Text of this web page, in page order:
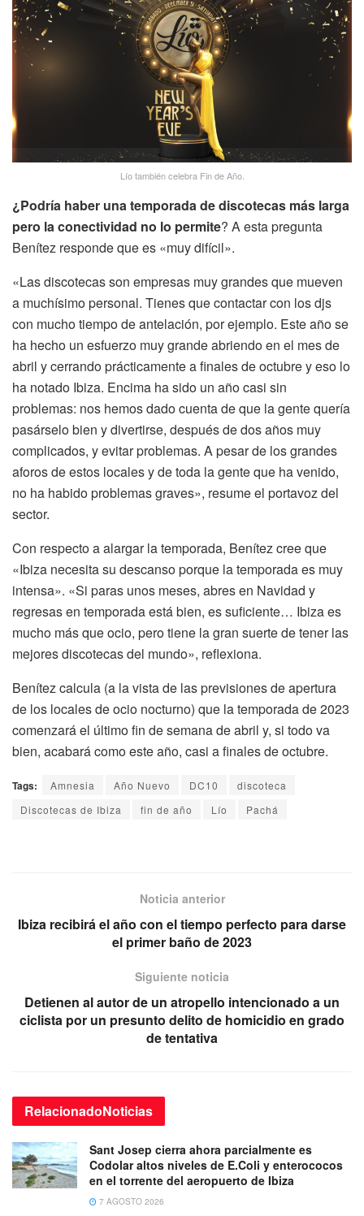
Lío también celebra Fin de Año.
¿Podría haber una temporada de discotecas más larga
pero la conectividad no lo permite? A esta pregunta
Benítez responde que es «muy difícil».
«Las discotecas son empresas muy grandes que mueven
a muchísimo personal. Tienes que contactar con los djs
con mucho tiempo de antelación, por ejemplo. Este año se
ha hecho un esfuerzo muy grande abriendo en el mes de
abril y cerrando prácticamente a finales de octubre y eso lo
ha notado Ibiza. Encima ha sido un año casi sin
problemas: nos hemos dado cuenta de que la gente quería
pasárselo bien y divertirse, después de dos años muy
complicados, y evitar problemas. A pesar de los grandes
aforos de estos locales y de toda la gente que ha venido,
no ha habido problemas graves», resume el portavoz del
sector.
Con respecto a alargar la temporada, Benítez cree que
«Ibiza necesita su descanso porque la temporada es muy
intensa». «Si paras unos meses, abres en Navidad y
regresas en temporada está bien, es suficiente… Ibiza es
mucho más que ocio, pero tiene la gran suerte de tener las
mejores discotecas del mundo», reflexiona.
Benítez calcula (a la vista de las previsiones de apertura
de los locales de ocio nocturno) que la temporada de 2023
comenzará el último fin de semana de abril y, si todo va
bien, acabará como este año, casi a finales de octubre.
Tags: Amnesia Año Nuevo DC10
discoteca
Discotecas de Ibiza
fin de año Lío Pachá
Noticia anterior
Ibiza recibirá el año con el tiempo perfecto para darse
el primer baño de 2023
Siguiente noticia
Detienen al autor de un atropello intencionado a un
ciclista por un presunto delito de homicidio en grado
de tentativa
RelacionadoNoticias
Sant Josep cierra ahora parcialmente es
Codolar altos niveles de E.Coli y enterococos
en el torrente del aeropuerto de Ibiza
7 AGOSTO 2026